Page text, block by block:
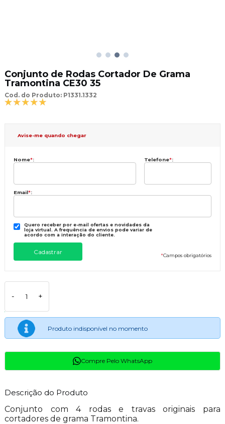
Conjunto de Rodas Cortador De Grama
Tramontina CE30 35
Cod. do Produto: P1331.1332
Avise-me quando chegar
Nome*: Telefone*:
Email*:
Quero receber por e-mail ofertas e novidades da
loja virtual. A frequência de envios pode variar de
acordo com a interação do cliente.
*Campos obrigatórios
- +
Produto indisponível no momento
Compre Pelo WhatsApp
Descrição do Produto
Conjunto com 4 rodas e travas originais para
cortadores de grama Tramontina.